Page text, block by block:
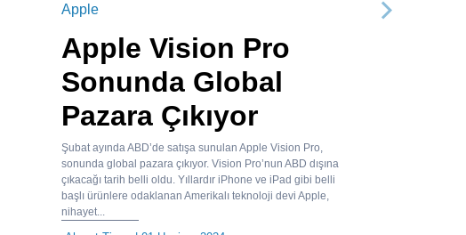
Apple
Apple Vision Pro
Sonunda Global
Pazara Çıkıyor
Şubat ayında ABD’de satışa sunulan Apple Vision Pro,
sonunda global pazara çıkıyor. Vision Pro’nun ABD dışına
çıkacağı tarih belli oldu. Yıllardır iPhone ve iPad gibi belli
başlı ürünlere odaklanan Amerikalı teknoloji devi Apple,
nihayet...
Sonraki